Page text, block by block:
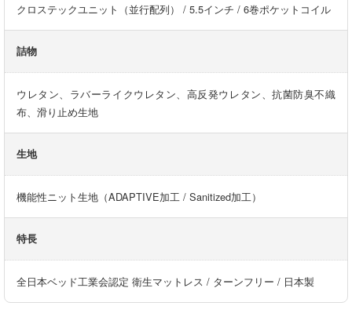
クロステックユニット（並行配列） / 5.5インチ / 6巻ポケットコイル
詰物
ウレタン、ラバーライクウレタン、高反発ウレタン、抗菌防臭不織
布、滑り止め生地
生地
機能性ニット生地（ADAPTIVE加工 / Sanitized加工）
特長
全日本ベッド工業会認定 衛生マットレス / ターンフリー / 日本製